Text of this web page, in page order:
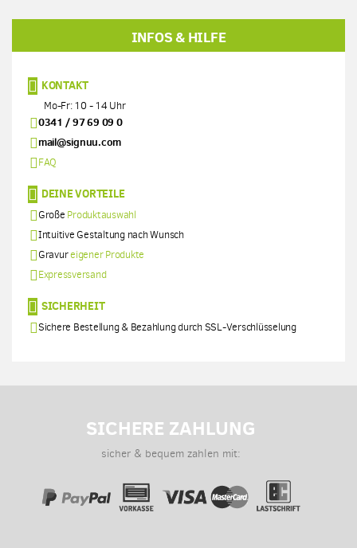
INFOS & HILFE
KONTAKT
Mo-Fr: 10 - 14 Uhr
0341 / 97 69 09 0
mail@signuu.com
FAQ
DEINE VORTEILE
Große Produktauswahl
Intuitive Gestaltung nach Wunsch
Gravureigener Produkte
Expressversand
SICHERHEIT
Sichere Bestellung & Bezahlung durch SSL-Verschlüsselung
SICHERE ZAHLUNG
sicher & bequem zahlen mit: